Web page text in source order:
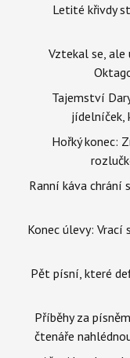
Letité křivdy
Vztekal se,
Tajemství
jídelníček,
Hořký konec:
Ranní káva chrání
Konec úlevy: Vrací
Pět písní, které
Příběhy za
čtenáře